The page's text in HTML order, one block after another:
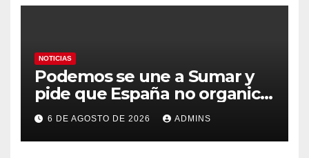
NOTICIAS
Podemos se une a Sumar y
pide que España no organice
el Mundial 2030 con
Marruecos por «atentar
contra la soberanía nacional»
6 DE AGOSTO DE 2026 ADMINS